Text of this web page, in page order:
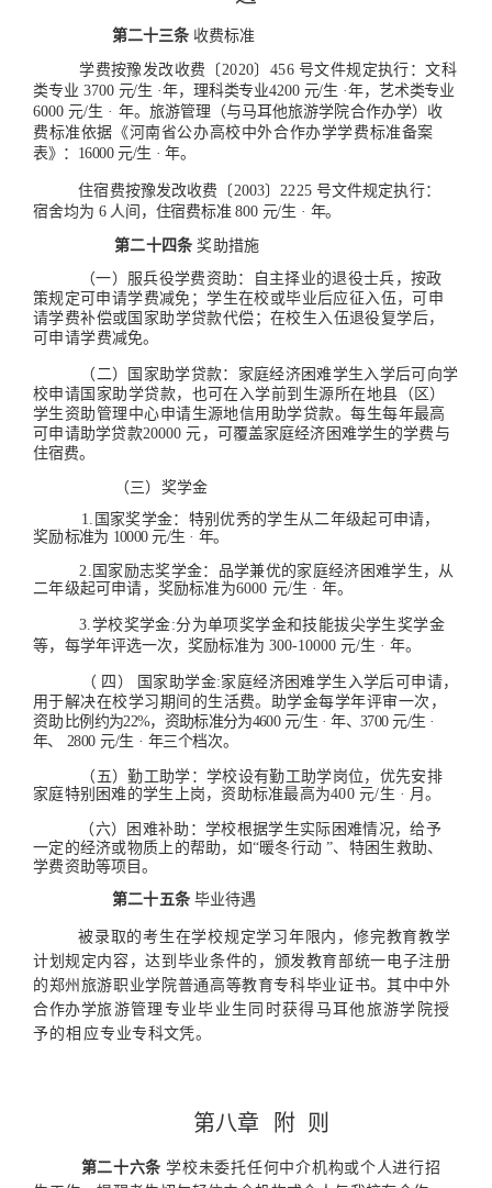
第二十三条 收费标准
学费按豫发改收费〔2020〕456 号文件规定执行：文科
类专业 3700 元/生 ·年，理科类专业4200 元/生 ·年，艺术类专业
6000 元/生 · 年。旅游管理（与马耳他旅游学院合作办学） 收
费标准依据《河南省公办高校中外合作办学学费标准备案
表》：16000 元/生 · 年。
住宿费按豫发改收费〔2003〕2225 号文件规定执行：
宿舍均为 6 人间，住宿费标准 800 元/生 · 年。
第二十四条 奖助措施
（一）服兵役学费资助：自主择业的退役士兵，按政
策规定可申请学费减免；学生在校或毕业后应征入伍，可申
请学费补偿或国家助学贷款代偿；在校生入伍退役复学后，
可申请学费减免。
（二）国家助学贷款：家庭经济困难学生入学后可向学
校申请国家助学贷款，也可在入学前到生源所在地县（区）
学生资助管理中心申请生源地信用助学贷款。每生每年最高
可申请助学贷款20000 元，可覆盖家庭经济困难学生的学费与
住宿费。
（三）奖学金
1.国家奖学金：特别优秀的学生从二年级起 可申请，
奖励标准为 10000 元/生 · 年。
2.国家励志奖学金：品学兼优的家庭经济困难学生，从
二年级起可申请，奖励标准为6000 元/生 · 年。
3.学校奖学金:分为单项奖学金和技能拔尖学生奖学金
等， 每学年评选一次，奖励标准为 300-10000 元/生 · 年。
（ 四）
国家助学金:家庭经济困难学生入学后可申请，
用于解决在校学习期间的生活费。助学金每学年评审一次，
资助 比例约为22%，资助标准分为4600 元/生 · 年、3700 元/生 ·
年、
2800 元/生 · 年三个档次。
（五）勤工助学：学校设有勤工助学岗位，优先安排
家庭特别困难的学生上岗，资助标准最高为400 元/生 · 月。
（六）困难补助：学校根据学生实际困难情况，给予
一定 的经济或物质上的帮助，如“暖冬行动 ”、特困生救助、
学费资助等项目。
第二十五条 毕业待遇
被录取的考生在学校规定学习年限内，修完教育教学
计划规定内容，达到毕业条件的，颁发教育部统一电子注册
的郑州 旅游职业学院普通高等教育专科毕业证书。其中中外
合作办学旅游管理专业毕业生同时获得马耳他旅游学院授
予的相应专 业专科文凭。
第八章 附 则
第二十六条 学校未委托任何中介机构或个人进行招